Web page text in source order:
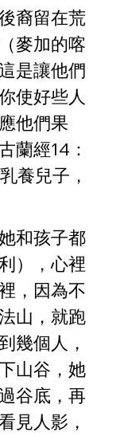
裔留在荒
麥加的喀
是讓他們
使好些人
他們果
蘭經14：
養兒子，
和孩子都
），心裡
，因為不
山，就跑
幾個人，
山谷，她
谷底，再
見人影，